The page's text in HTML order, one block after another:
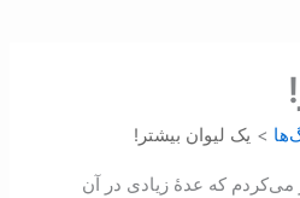
یک لیوان بیشتر!
که عدۀ زیادی در آن